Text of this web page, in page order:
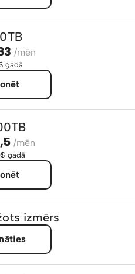
/mēn
gadā
/mēn
gadā
izmērs